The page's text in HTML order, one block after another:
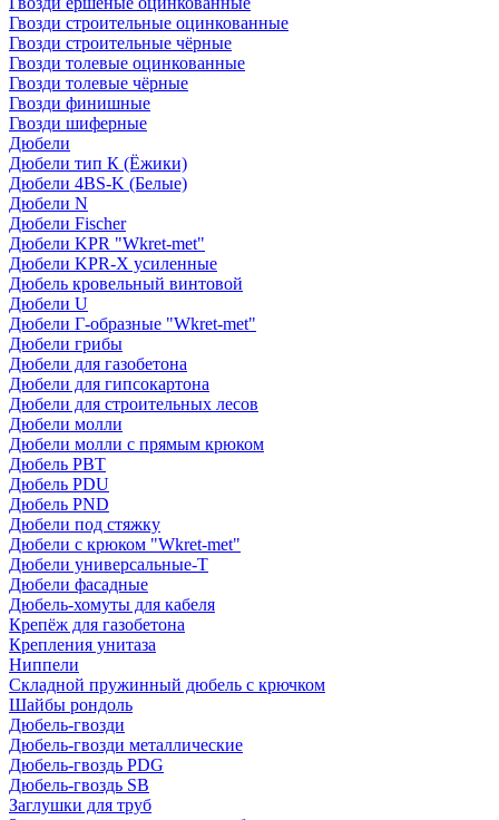
Гвозди строительные оцинкованные
Гвозди строительные чёрные
Гвозди толевые оцинкованные
Гвозди толевые чёрные
Гвозди финишные
Гвозди шиферные
Дюбели
Дюбели тип К (Ёжики)
Дюбели 4BS-K (Белые)
Дюбели N
Дюбели Fischer
Дюбели KPR "Wkret-met"
Дюбели KPR-Х усиленные
Дюбель кровельный винтовой
Дюбели U
Дюбели Г-образные "Wkret-met"
Дюбели грибы
Дюбели для газобетона
Дюбели для гипсокартона
Дюбели для строительных лесов
Дюбели молли
Дюбели молли с прямым крюком
Дюбель PBT
Дюбель PDU
Дюбель PND
Дюбели под стяжку
Дюбели с крюком "Wkret-met"
Дюбели универсальные-Т
Дюбели фасадные
Дюбель-хомуты для кабеля
Крепёж для газобетона
Крепления унитаза
Ниппели
Складной пружинный дюбель с крючком
Шайбы рондоль
Дюбель-гвозди
Дюбель-гвозди металлические
Дюбель-гвоздь PDG
Дюбель-гвоздь SB
Заглушки для труб